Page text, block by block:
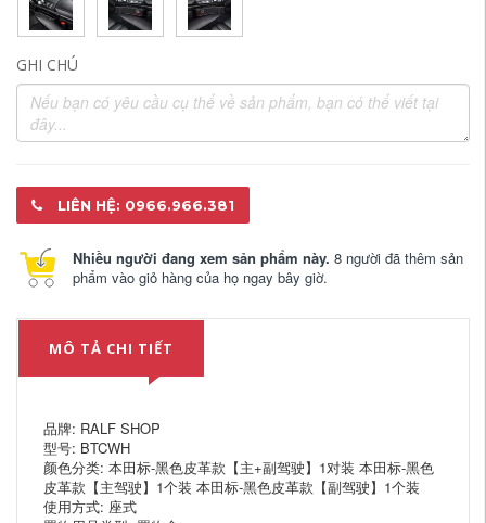
GHI CHÚ
LIÊN HỆ: 0966.966.381
Nhiều người đang xem sản phẩm này. 8 người đã thêm sản
phẩm vào giỏ hàng của họ ngay bây giờ.
MÔ TẢ CHI TIẾT
品牌: RALF SHOP
型号: BTCWH
颜色分类: 本田标-黑色皮革款【主+副驾驶】1对装 本田标-黑色
皮革款【主驾驶】1个装 本田标-黑色皮革款【副驾驶】1个装
使用方式: 座式